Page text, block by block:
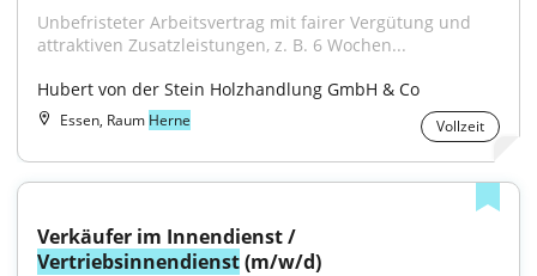
Unbefristeter Arbeitsvertrag mit fairer Vergütung und
attraktiven Zusatzleistungen, z. B. 6 Wochen...
Hubert von der Stein Holzhandlung GmbH & Co
Essen, Raum Herne Vollzeit
Vertriebsinnendienst (m/w/d)